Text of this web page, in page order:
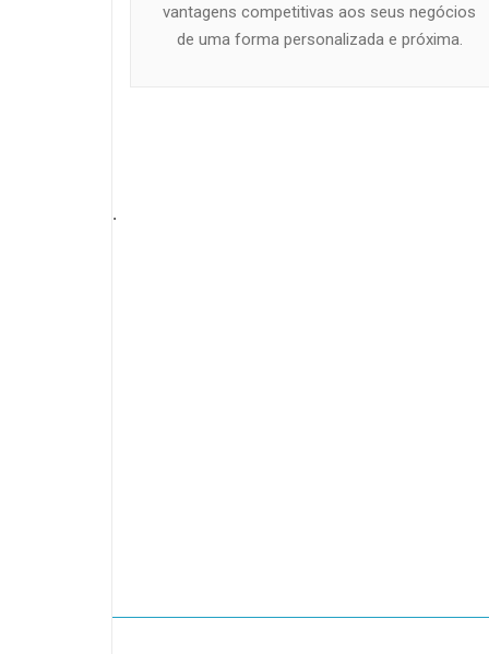
vantagens competitivas aos seus negócios
de uma forma personalizada e próxima.
.